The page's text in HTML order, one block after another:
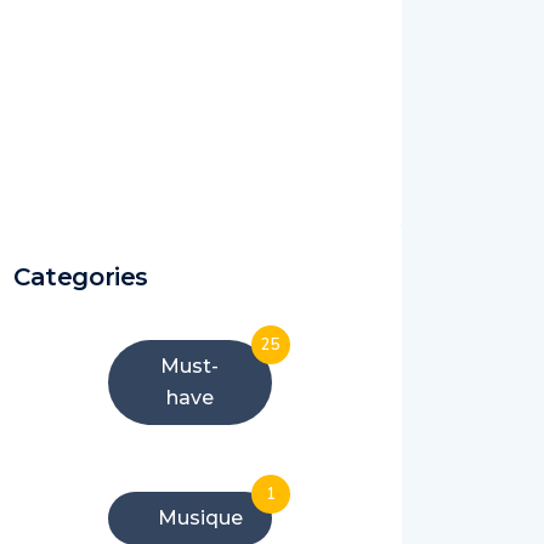
Categories
Must-
have
25
Musique
1